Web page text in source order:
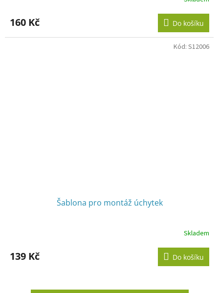
produktu
je
2,7
160 Kč Do košíku
Šablona pro montáž úchytek
produktu
je
Skladem
139 Kč Do košíku
Kód: S12006